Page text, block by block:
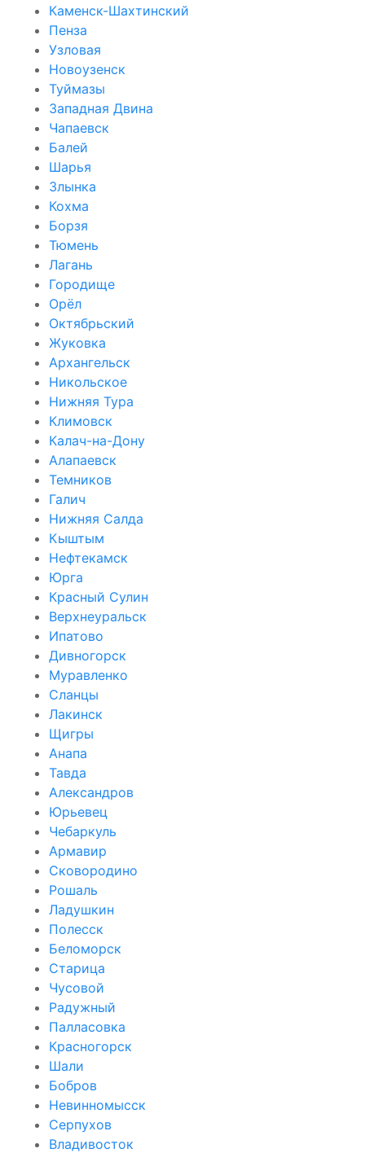
Каменск-Шахтинский
Пенза
Узловая
Новоузенск
Туймазы
Западная Двина
Чапаевск
Балей
Шарья
Злынка
Кохма
Борзя
Тюмень
Лагань
Городище
Орёл
Октябрьский
Жуковка
Архангельск
Никольское
Нижняя Тура
Климовск
Калач-на-Дону
Алапаевск
Темников
Галич
Нижняя Салда
Кыштым
Нефтекамск
Юрга
Красный Сулин
Верхнеуральск
Ипатово
Дивногорск
Муравленко
Сланцы
Лакинск
Щигры
Анапа
Тавда
Александров
Юрьевец
Чебаркуль
Армавир
Сковородино
Рошаль
Ладушкин
Полесск
Беломорск
Старица
Чусовой
Радужный
Палласовка
Красногорск
Шали
Бобров
Невинномысск
Серпухов
Владивосток